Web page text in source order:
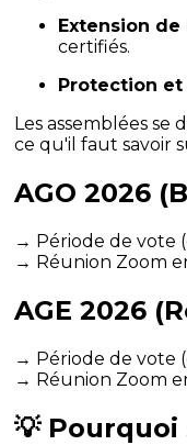
Extension
certifiés.
Protection
Les assemblées se
ce qu'il faut savoir
AGO 2026
→ Période de vote
→ Réunion Zoom
AGE 2026
→ Période de vote
→ Réunion Zoom
💡 Pourquoi